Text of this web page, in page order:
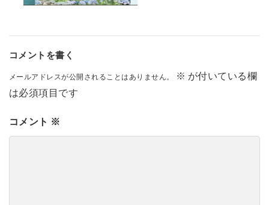
コメントを書く
メールアドレスが公開されることはありません。 ※ が付いている欄
は必須項目です
コメント ※